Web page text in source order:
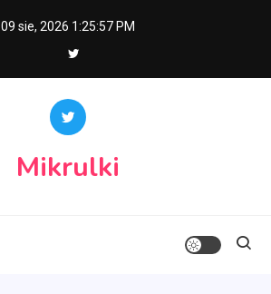
09 sie, 2026 1:25:58 PM
Mikrulki